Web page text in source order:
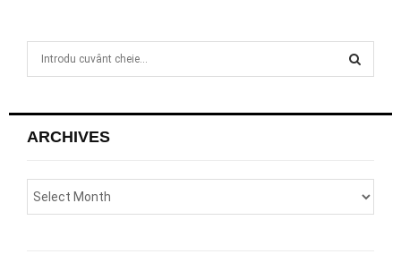
h
o
:
ARCHIVES